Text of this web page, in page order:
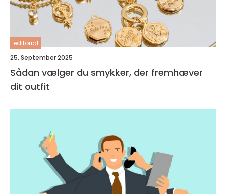
editorial
25. September 2025
Sådan vælger du smykker, der fremhæver
dit outfit